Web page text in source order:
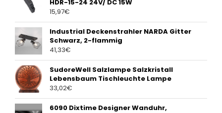
HDR-15-24 24V/ DC 15W
15,97€
Industrial Deckenstrahler NARDA Gitter
Schwarz, 2-flammig
41,33€
SudoreWell Salzlampe Salzkristall
Lebensbaum Tischleuchte Lampe
33,02€
6090 Dixtime Designer Wanduhr,